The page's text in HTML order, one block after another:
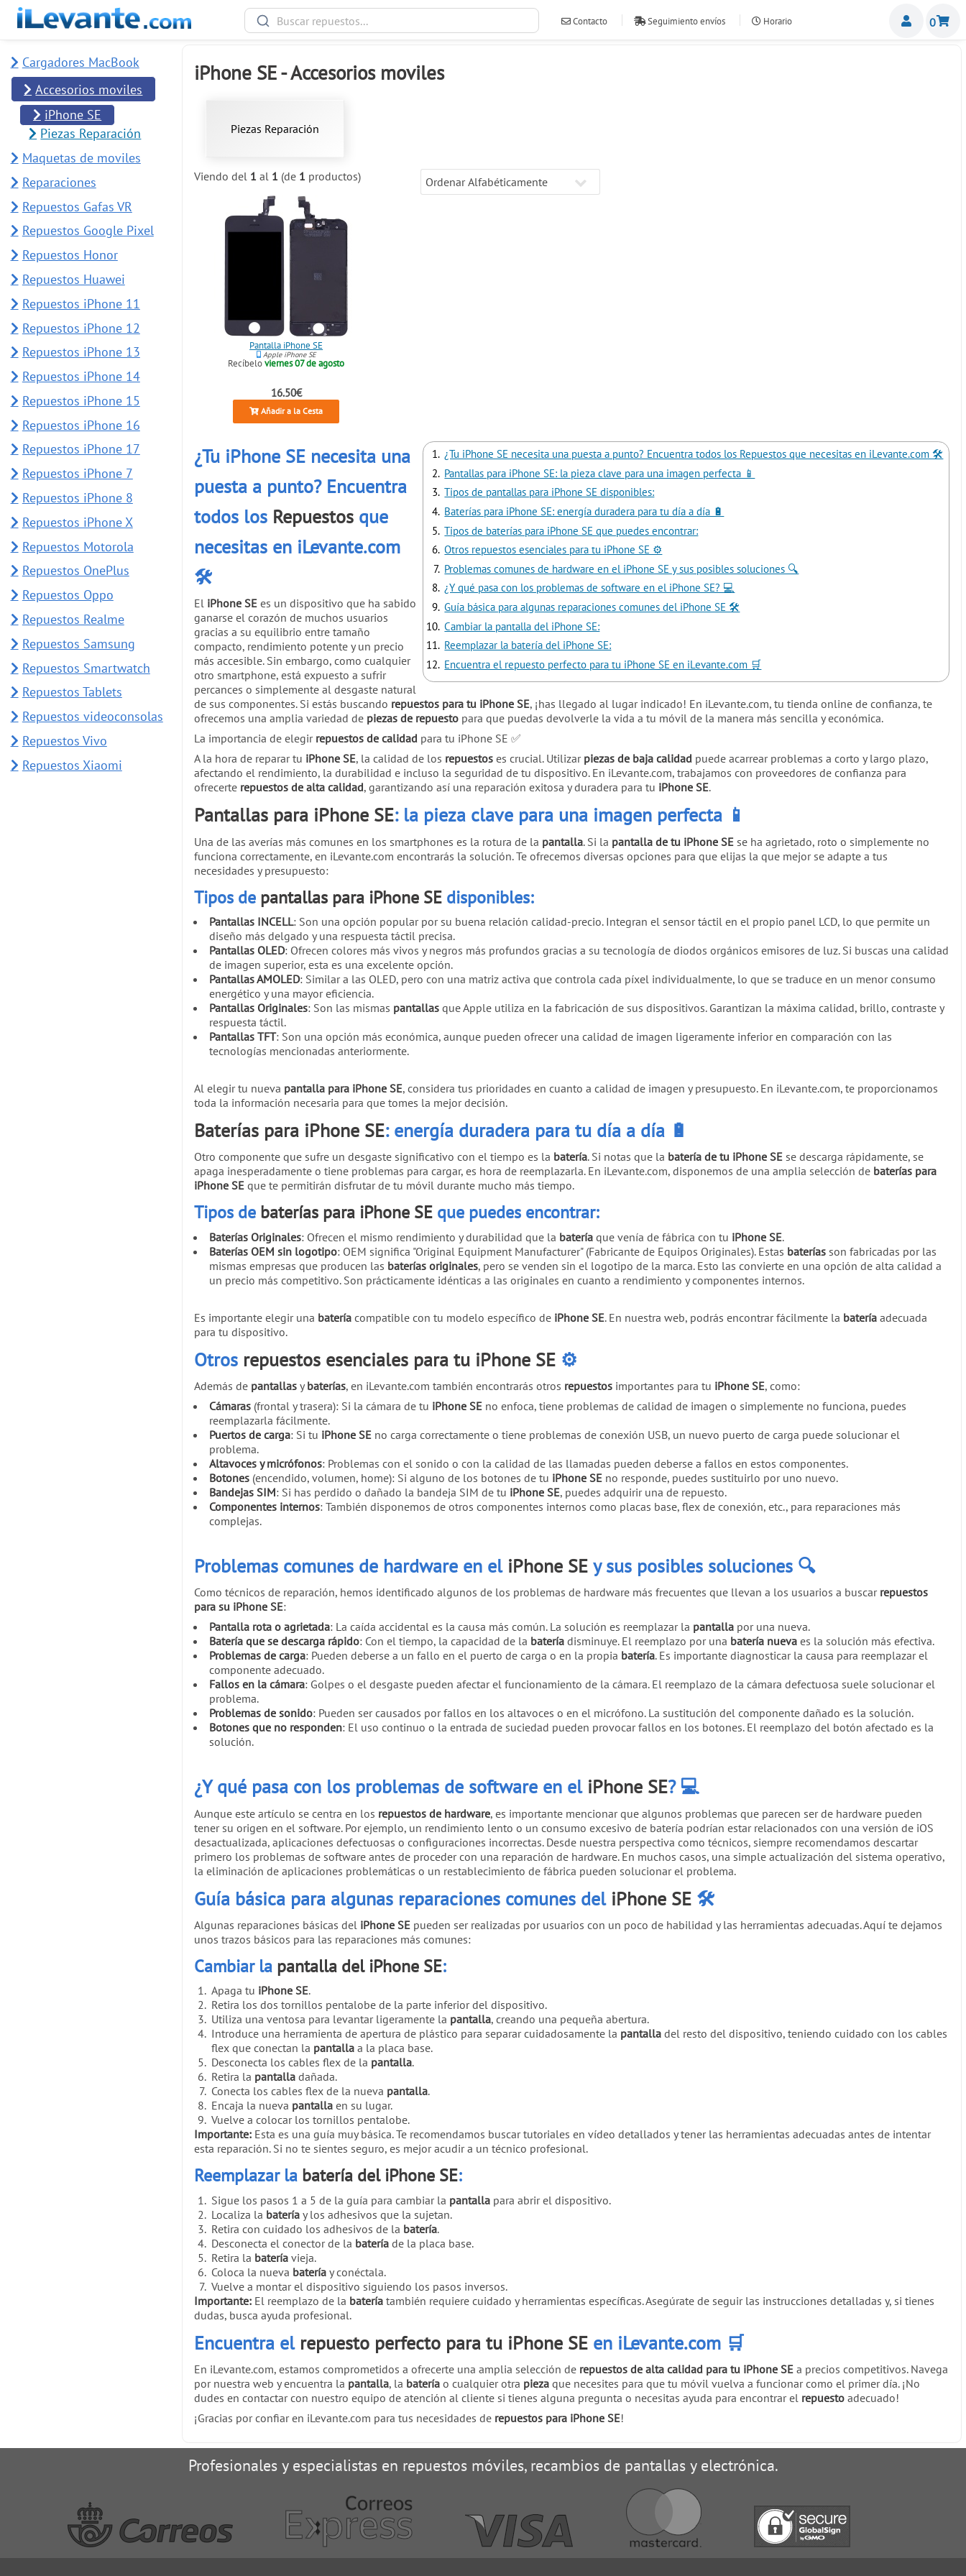
Contacto Seguimiento envíos Horario 0
iPhone SE - Accesorios moviles
Piezas Reparación
Viendo del 1 al 1 (de 1 productos)
Pantalla iPhone SE
Apple iPhone SE
Recíbeloviernes 07 de agosto
16.50€
Añadir a la Cesta
¿Tu iPhone SE necesita una puesta a punto? Encuentra todos los Repuestos que necesitas en iLevante.com 🛠️
Pantallas para iPhone SE: la pieza clave para una imagen perfecta 📱
Tipos de pantallas para iPhone SE disponibles:
Baterías para iPhone SE: energía duradera para tu día a día 🔋
Tipos de baterías para iPhone SE que puedes encontrar:
Otros repuestos esenciales para tu iPhone SE ⚙️
Problemas comunes de hardware en el iPhone SE y sus posibles soluciones 🔍
¿Y qué pasa con los problemas de software en el iPhone SE? 💻
Guía básica para algunas reparaciones comunes del iPhone SE 🛠️
Cambiar la pantalla del iPhone SE:
Reemplazar la batería del iPhone SE:
Encuentra el repuesto perfecto para tu iPhone SE en iLevante.com 🛒
¿Tu iPhone SE necesita una
puesta a punto? Encuentra
todos los Repuestosque
necesitas en iLevante.com
🛠️
El iPhone SEes un dispositivo que ha sabido
ganarse el corazón de muchos usuarios
gracias a su equilibrio entre tamaño
compacto, rendimiento potente y un precio
más accesible. Sin embargo, como cualquier
otro smartphone, está expuesto a sufrir
percances o simplemente al desgaste natural
de sus componentes. Si estás buscando repuestos para tu iPhone SE, ¡has llegado al lugar indicado! En iLevante.com, tu tienda online de confianza, te
ofrecemos una amplia variedad de piezas de repuestopara que puedas devolverle la vida a tu móvil de la manera más sencilla y económica.
La importancia de elegir repuestos de calidadpara tu iPhone SE ✅
A la hora de reparar tu iPhone SE, la calidad de los repuestoses crucial. Utilizar piezas de baja calidadpuede acarrear problemas a corto y largo plazo,
afectando el rendimiento, la durabilidad e incluso la seguridad de tu dispositivo. En iLevante.com, trabajamos con proveedores de confianza para
ofrecerte repuestos de alta calidad, garantizando así una reparación exitosa y duradera para tu iPhone SE.
Pantallas para iPhone SE: la pieza clave para una imagen perfecta 📱
Una de las averías más comunes en los smartphones es la rotura de la pantalla. Si la pantalla de tu iPhone SEse ha agrietado, roto o simplemente no
funciona correctamente, en iLevante.com encontrarás la solución. Te ofrecemos diversas opciones para que elijas la que mejor se adapte a tus
necesidades y presupuesto:
Tipos de pantallas para iPhone SEdisponibles:
Pantallas INCELL: Son una opción popular por su buena relación calidad-precio. Integran el sensor táctil en el propio panel LCD, lo que permite un
diseño más delgado y una respuesta táctil precisa.
Pantallas OLED: Ofrecen colores más vivos y negros más profundos gracias a su tecnología de diodos orgánicos emisores de luz. Si buscas una calidad
de imagen superior, esta es una excelente opción.
Pantallas AMOLED: Similar a las OLED, pero con una matriz activa que controla cada píxel individualmente, lo que se traduce en un menor consumo
energético y una mayor eficiencia.
Pantallas Originales: Son las mismas pantallasque Apple utiliza en la fabricación de sus dispositivos. Garantizan la máxima calidad, brillo, contraste y
respuesta táctil.
Pantallas TFT: Son una opción más económica, aunque pueden ofrecer una calidad de imagen ligeramente inferior en comparación con las
tecnologías mencionadas anteriormente.
Al elegir tu nueva pantalla para iPhone SE, considera tus prioridades en cuanto a calidad de imagen y presupuesto. En iLevante.com, te proporcionamos
toda la información necesaria para que tomes la mejor decisión.
Baterías para iPhone SE: energía duradera para tu día a día 🔋
Otro componente que sufre un desgaste significativo con el tiempo es la batería. Si notas que la batería de tu iPhone SEse descarga rápidamente, se
apaga inesperadamente o tiene problemas para cargar, es hora de reemplazarla. En iLevante.com, disponemos de una amplia selección de baterías para
iPhone SEque te permitirán disfrutar de tu móvil durante mucho más tiempo.
Tipos de baterías para iPhone SEque puedes encontrar:
Baterías Originales: Ofrecen el mismo rendimiento y durabilidad que la bateríaque venía de fábrica con tu iPhone SE.
Baterías OEM sin logotipo: OEM significa "Original Equipment Manufacturer" (Fabricante de Equipos Originales). Estas bateríasson fabricadas por las
mismas empresas que producen las baterías originales, pero se venden sin el logotipo de la marca. Esto las convierte en una opción de alta calidad a
un precio más competitivo. Son prácticamente idénticas a las originales en cuanto a rendimiento y componentes internos.
Es importante elegir una bateríacompatible con tu modelo específico de iPhone SE. En nuestra web, podrás encontrar fácilmente la bateríaadecuada
para tu dispositivo.
Otros repuestos esenciales para tu iPhone SE ⚙️
Además de pantallasybaterías, en iLevante.com también encontrarás otros repuestosimportantes para tu iPhone SE, como:
Cámaras(frontal y trasera): Si la cámara de tu iPhone SEno enfoca, tiene problemas de calidad de imagen o simplemente no funciona, puedes
reemplazarla fácilmente.
Puertos de carga: Si tu iPhone SEno carga correctamente o tiene problemas de conexión USB, un nuevo puerto de carga puede solucionar el
problema.
Altavoces y micrófonos: Problemas con el sonido o con la calidad de las llamadas pueden deberse a fallos en estos componentes.
Botones(encendido, volumen, home): Si alguno de los botones de tu iPhone SEno responde, puedes sustituirlo por uno nuevo.
Bandejas SIM: Si has perdido o dañado la bandeja SIM de tu iPhone SE, puedes adquirir una de repuesto.
Componentes internos: También disponemos de otros componentes internos como placas base, flex de conexión, etc., para reparaciones más
complejas.
Problemas comunes de hardware en el iPhone SEy sus posibles soluciones 🔍
Como técnicos de reparación, hemos identificado algunos de los problemas de hardware más frecuentes que llevan a los usuarios a buscar repuestos
para su iPhone SE:
Pantalla rota o agrietada: La caída accidental es la causa más común. La solución es reemplazar la pantallapor una nueva.
Batería que se descarga rápido: Con el tiempo, la capacidad de la bateríadisminuye. El reemplazo por una batería nuevaes la solución más efectiva.
Problemas de carga: Pueden deberse a un fallo en el puerto de carga o en la propia batería. Es importante diagnosticar la causa para reemplazar el
componente adecuado.
Fallos en la cámara: Golpes o el desgaste pueden afectar el funcionamiento de la cámara. El reemplazo de la cámara defectuosa suele solucionar el
problema.
Problemas de sonido: Pueden ser causados por fallos en los altavoces o en el micrófono. La sustitución del componente dañado es la solución.
Botones que no responden: El uso continuo o la entrada de suciedad pueden provocar fallos en los botones. El reemplazo del botón afectado es la
solución.
¿Y qué pasa con los problemas de software en el iPhone SE? 💻
Aunque este artículo se centra en los repuestos de hardware, es importante mencionar que algunos problemas que parecen ser de hardware pueden
tener su origen en el software. Por ejemplo, un rendimiento lento o un consumo excesivo de batería podrían estar relacionados con una versión de iOS
desactualizada, aplicaciones defectuosas o configuraciones incorrectas. Desde nuestra perspectiva como técnicos, siempre recomendamos descartar
primero los problemas de software antes de proceder con una reparación de hardware. En muchos casos, una simple actualización del sistema operativo,
la eliminación de aplicaciones problemáticas o un restablecimiento de fábrica pueden solucionar el problema.
Guía básica para algunas reparaciones comunes del iPhone SE 🛠️
Algunas reparaciones básicas del iPhone SEpueden ser realizadas por usuarios con un poco de habilidad y las herramientas adecuadas. Aquí te dejamos
unos trazos básicos para las reparaciones más comunes:
Cambiar la pantalla del iPhone SE:
Apaga tu iPhone SE.
Retira los dos tornillos pentalobe de la parte inferior del dispositivo.
Utiliza una ventosa para levantar ligeramente la pantalla, creando una pequeña abertura.
Introduce una herramienta de apertura de plástico para separar cuidadosamente la pantalladel resto del dispositivo, teniendo cuidado con los cables
flex que conectan la pantallaa la placa base.
Desconecta los cables flex de la pantalla.
Retira la pantalladañada.
Conecta los cables flex de la nueva pantalla.
Encaja la nueva pantallaen su lugar.
Vuelve a colocar los tornillos pentalobe.
Importante:Esta es una guía muy básica. Te recomendamos buscar tutoriales en vídeo detallados y tener las herramientas adecuadas antes de intentar
esta reparación. Si no te sientes seguro, es mejor acudir a un técnico profesional.
Reemplazar la batería del iPhone SE:
Sigue los pasos 1 a 5 de la guía para cambiar la pantallapara abrir el dispositivo.
Localiza la bateríay los adhesivos que la sujetan.
Retira con cuidado los adhesivos de la batería.
Desconecta el conector de la bateríade la placa base.
Retira la bateríavieja.
Coloca la nueva bateríay conéctala.
Vuelve a montar el dispositivo siguiendo los pasos inversos.
Importante:El reemplazo de la bateríatambién requiere cuidado y herramientas específicas. Asegúrate de seguir las instrucciones detalladas y, si tienes
dudas, busca ayuda profesional.
Encuentra el repuesto perfecto para tu iPhone SEen iLevante.com 🛒
En iLevante.com, estamos comprometidos a ofrecerte una amplia selección de repuestos de alta calidad para tu iPhone SEa precios competitivos. Navega
por nuestra web y encuentra la pantalla, la bateríao cualquier otra piezaque necesites para que tu móvil vuelva a funcionar como el primer día. ¡No
dudes en contactar con nuestro equipo de atención al cliente si tienes alguna pregunta o necesitas ayuda para encontrar el repuestoadecuado!
¡Gracias por confiar en iLevante.com para tus necesidades de repuestos para iPhone SE!
Cargadores MacBook
Accesorios moviles
iPhone SE
Piezas Reparación
Maquetas de moviles
Reparaciones
Repuestos Gafas VR
Repuestos Google Pixel
Repuestos Honor
Repuestos Huawei
Repuestos iPhone 11
Repuestos iPhone 12
Repuestos iPhone 13
Repuestos iPhone 14
Repuestos iPhone 15
Repuestos iPhone 16
Repuestos iPhone 17
Repuestos iPhone 7
Repuestos iPhone 8
Repuestos iPhone X
Repuestos Motorola
Repuestos OnePlus
Repuestos Oppo
Repuestos Realme
Repuestos Samsung
Repuestos Smartwatch
Repuestos Tablets
Repuestos videoconsolas
Repuestos Vivo
Repuestos Xiaomi
Profesionales y especialistas en repuestos móviles, recambios de pantallas y electrónica.